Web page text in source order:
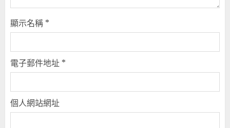
顯示名稱 *
電子郵件地址 *
個人網站網址